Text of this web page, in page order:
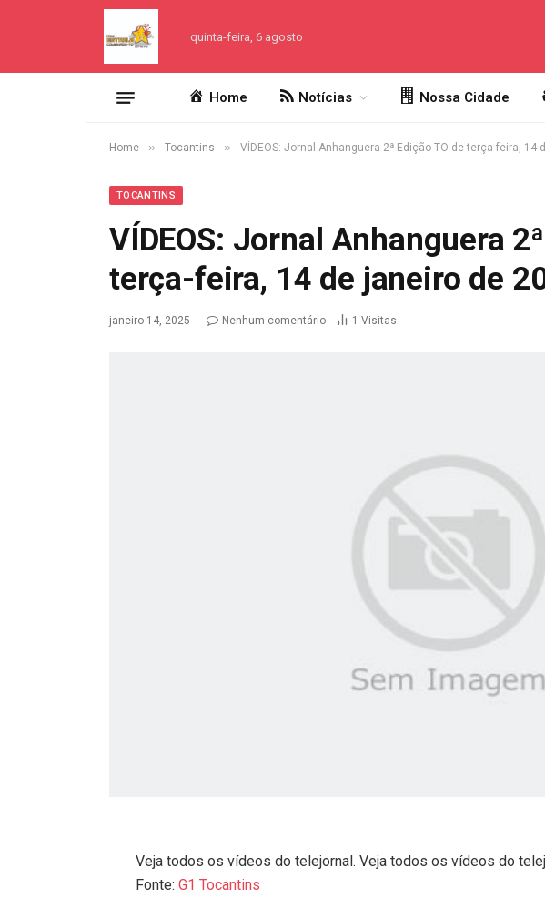
quinta-feira, 6 agosto
Home Notícias Nossa Cidade
Home » Tocantins » VÍDEOS: Jornal Anhanguera 2ª Edição-TO de terça-feira, 14
TOCANTINS
VÍDEOS: Jornal Anhanguera
terça-feira, 14 de janeiro de
janeiro 14, 2025 Nenhum comentário 1 Visitas
Veja todos os vídeos do telejornal. Veja todos os vídeos do
Fonte:G1 Tocantins